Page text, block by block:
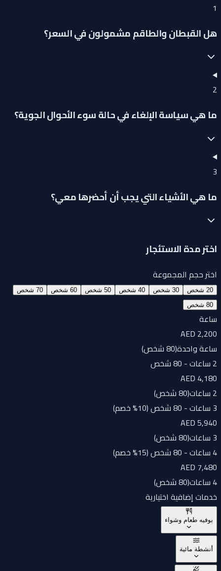
هل القبطان والطاقم مشمولون في السعر؟
ما هي سياسة الإلغاء في حالة سوء الأحوال الجوية؟
ما هي الأشياء التي يجب أن أحضرها معي؟
اختر مدة الاستئجار
اختر حجم المجموعة
20 شخص 30 شخص 40 شخص 50 شخص 60 شخص
70 شخص
80 شخص
ساعة
AED 2,200
ساعة واحدة(80 شخص
AED 4,180
(80 شخص
AED 5,940
(80 شخص
4 ساعات - 80 شخص (15% خصم)
AED 7,480
4 ساعات
(80 شخص
خدمات إضافية اختيارية
بوفيه طعام وشواء
أنشطة مائية